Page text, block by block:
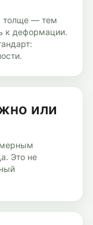
толще — тем
к деформации.
или
Это не